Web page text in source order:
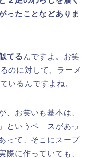
ったことなどありま
てる んですよ。お笑
のに対して、ラーメ
いるんですよね。
、お笑いも基本は、
というベースがあっ
って、そこにスープ
に作っていても、